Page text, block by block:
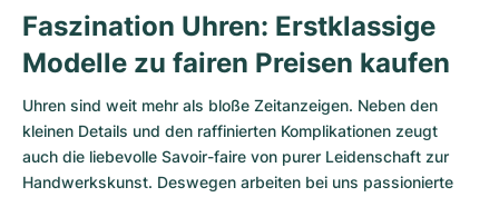
Faszination Uhren: Erstklassige
Modelle zu fairen Preisen kaufen
Uhren sind weit mehr als bloße Zeitanzeigen. Neben den
kleinen Details und den raffinierten Komplikationen zeugt
auch die liebevolle Savoir-faire von purer Leidenschaft zur
Handwerkskunst. Deswegen arbeiten bei uns passionierte